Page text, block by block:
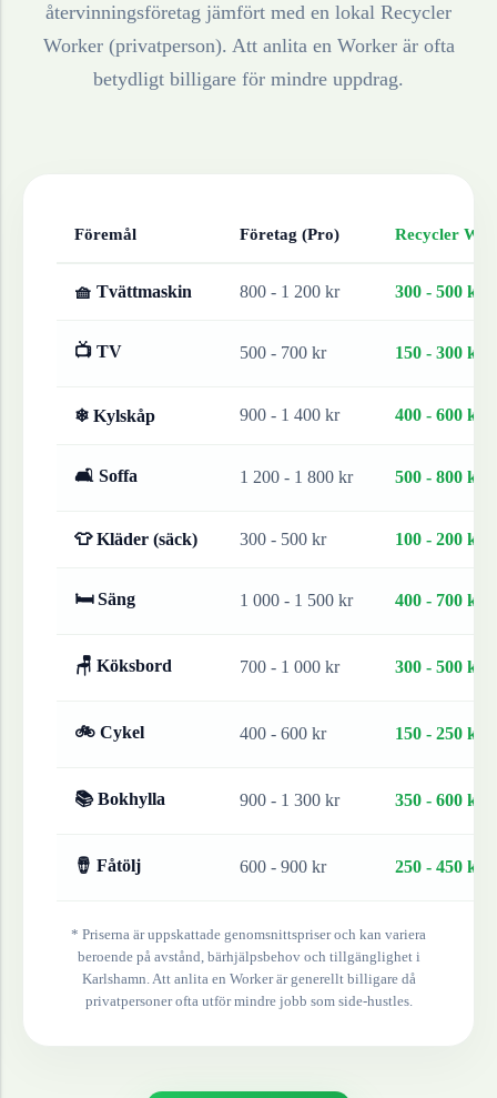
återvinningsföretag jämfört med en lokal Recycler
Worker (privatperson). Att anlita en Worker är ofta
betydligt billigare för mindre uppdrag.
Föremål Företag (Pro) Recycler
🧺 Tvättmaskin 800 - 1 200 kr 300 - 500 kr
📺 TV 500 - 700 kr 150 - 300 kr
❄ Kylskåp 900 - 1 400 kr 400 - 600 kr
🛋 Soffa 1 200 - 1 800 kr 500 - 800 kr
👕 Kläder (säck) 300 - 500 kr 100 - 200 kr
🛏 Säng 1 000 - 1 500 kr 400 - 700 kr
🪑 Köksbord 700 - 1 000 kr 300 - 500 kr
🚲 Cykel 400 - 600 kr 150 - 250 kr
📚 Bokhylla 900 - 1 300 kr 350 - 600 kr
🪘 Fåtölj 600 - 900 kr 250 - 450 kr
* Priserna är uppskattade genomsnittspriser och kan variera
beroende på avstånd, bärhjälpsbehov och tillgänglighet i
Karlshamn. Att anlita en Worker är generellt billigare då
privatpersoner ofta utför mindre jobb som side-hustles.